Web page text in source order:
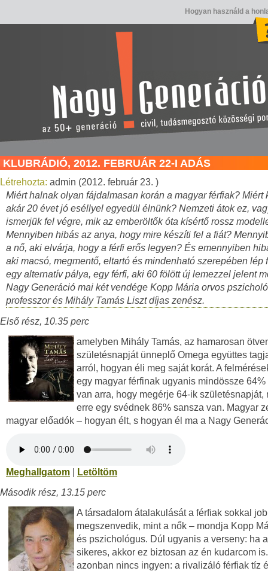
Hogyan használd a
KLUBRÁDIÓ, 2012. FEBRUÁR 22-I ADÁS
Létrehozta: admin (2012. február 23. )
Miért halnak olyan fájdalmasan korán a magyar férfiak? Miért
akár 20 évet jó eséllyel egyedül élnünk? Nemzeti átok ez,
ismerjük fel végre, mik az emberöltők óta kísértő rossz
Mennyiben hibás az anya, hogy mire készíti fel a fiát?
a nő, aki elvárja, hogy a férfi erős legyen? És emennyiben
aki macsó, megmentő, eltartó és mindenható szerepében lép
egy alternatív pálya, egy férfi, aki 60 fölött új lemezzel jelent
Nagy Generáció mai két vendége Kopp Mária orvos
professzor és Mihály Tamás Liszt díjas zenész.
Első rész, 10.35 perc
amelyben Mihály Tamás, az hamarosan
születésnapját ünneplő Omega együttes
arról, hogyan éli meg saját korát. A
egy magyar férfinak ugyanis mindössze
van arra, hogy megérje 64-ik születésnapját,
erre egy svédnek 86% sansza van. Magyar
magyar előadók – hogyan élt, s hogyan él ma a Nagy
Meghallgatom
Letöltöm
Második rész, 13.15 perc
A társadalom átalakulását a férfiak sokkal
megszenvedik, mint a nők – mondja Kopp
és pszichológus. Dúl ugyanis a verseny: ha
sikeres, akkor ez biztosan az én kudarcom
azonban nincs ingyen: a rivalizáló férfiak tíz